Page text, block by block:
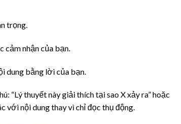
trọng.
cảm nhận của bạn.
dung bằng lời của bạn.
“Lý thuyết này giải thích tại sao X xảy ra” hoặc
với nội dung thay vì chỉ đọc thụ động.